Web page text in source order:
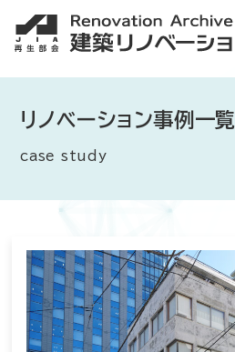
リノベーション事例一覧
case study